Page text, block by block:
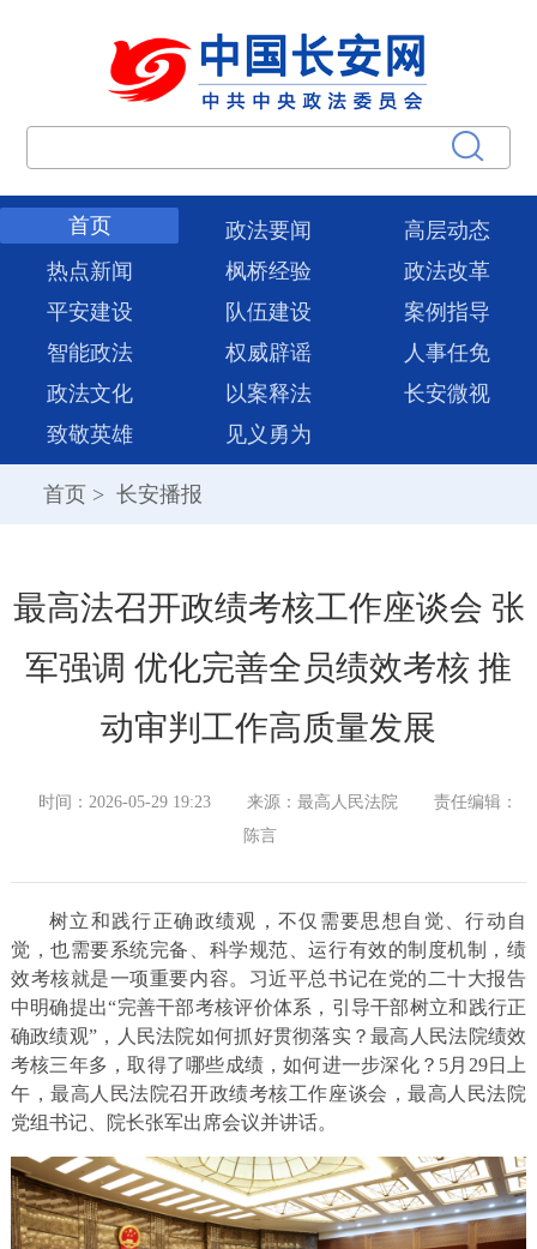
首页 政法要闻
高层动态
热点新闻
枫桥经验
政法改革
平安建设
队伍建设
案例指导
智能政法
权威辟谣
人事任免
政法文化
以案释法
长安微视
致敬英雄
见义勇为
首页 > 长安播报
最高法召开政绩考核工作座谈会 张
军强调 优化完善全员绩效考核 推
动审判工作高质量发展
时间：2026-05-29 19:23 来源：最高人民法院
责任编辑：
陈言
树立和践行正确政绩观，不仅需要思想自觉、行动自
觉，也需要系统完备、科学规范、运行有效的制度机制，绩
效考核就是一项重要内容。习近平总书记在党的二十大报告
中明确提出“完善干部考核评价体系，引导干部树立和践行正
确政绩观”，人民法院如何抓好贯彻落实？最高人民法院绩效
考核三年多，取得了哪些成绩，如何进一步深化？5月29日上
午，最高人民法院召开政绩考核工作座谈会，最高人民法院
党组书记、院长张军出席会议并讲话。